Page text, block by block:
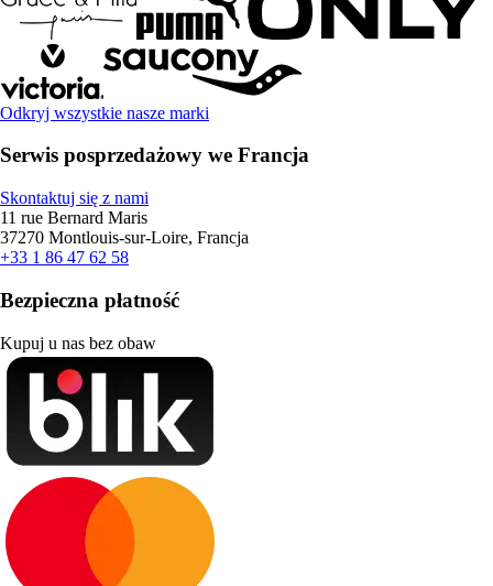
Odkryj wszystkie nasze marki
Serwis posprzedażowy we Francja
Skontaktuj się z nami
11 rue Bernard Maris
37270 Montlouis-sur-Loire, Francja
+33 1 86 47 62 58
Bezpieczna płatność
Kupuj u nas bez obaw